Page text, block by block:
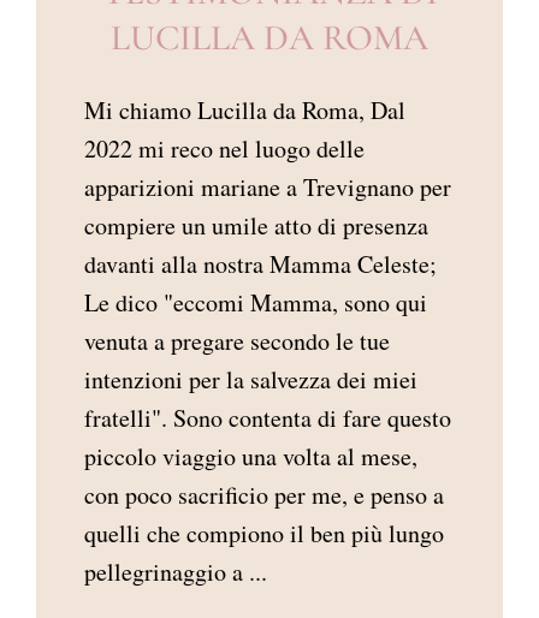
LUCILLA DA ROMA
Mi chiamo Lucilla da Roma, Dal
2022 mi reco nel luogo delle
apparizioni mariane a Trevignano per
compiere un umile atto di presenza
davanti alla nostra Mamma Celeste;
Le dico "eccomi Mamma, sono qui
venuta a pregare secondo le tue
intenzioni per la salvezza dei miei
fratelli". Sono contenta di fare questo
piccolo viaggio una volta al mese,
con poco sacrificio per me, e penso a
quelli che compiono il ben più lungo
pellegrinaggio a ...